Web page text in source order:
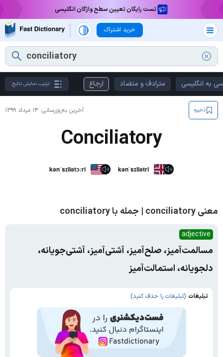
تست رایگان تعیین سطح واژگان انگلیسی
خرید اشتراک
به انگلیسی مترادف و متضاد ارجاع ترتیب نمایش نتایج
آخرین به‌روزرسانی: ۱۴ مرداد ۱۳۹۹ ذخیره
Conciliatory
kənˈsɪliətɔːri kənˈsɪliətri
معنی conciliatory | جمله با conciliatory
adjective
مسالمت‌آمیز، صلح‌آمیز، آشتی‌آمیز، آشتی‌جویانه،
دلجویانه، استمالت‌آمیز
تبلیغات (تبلیغات را حذف کنید)